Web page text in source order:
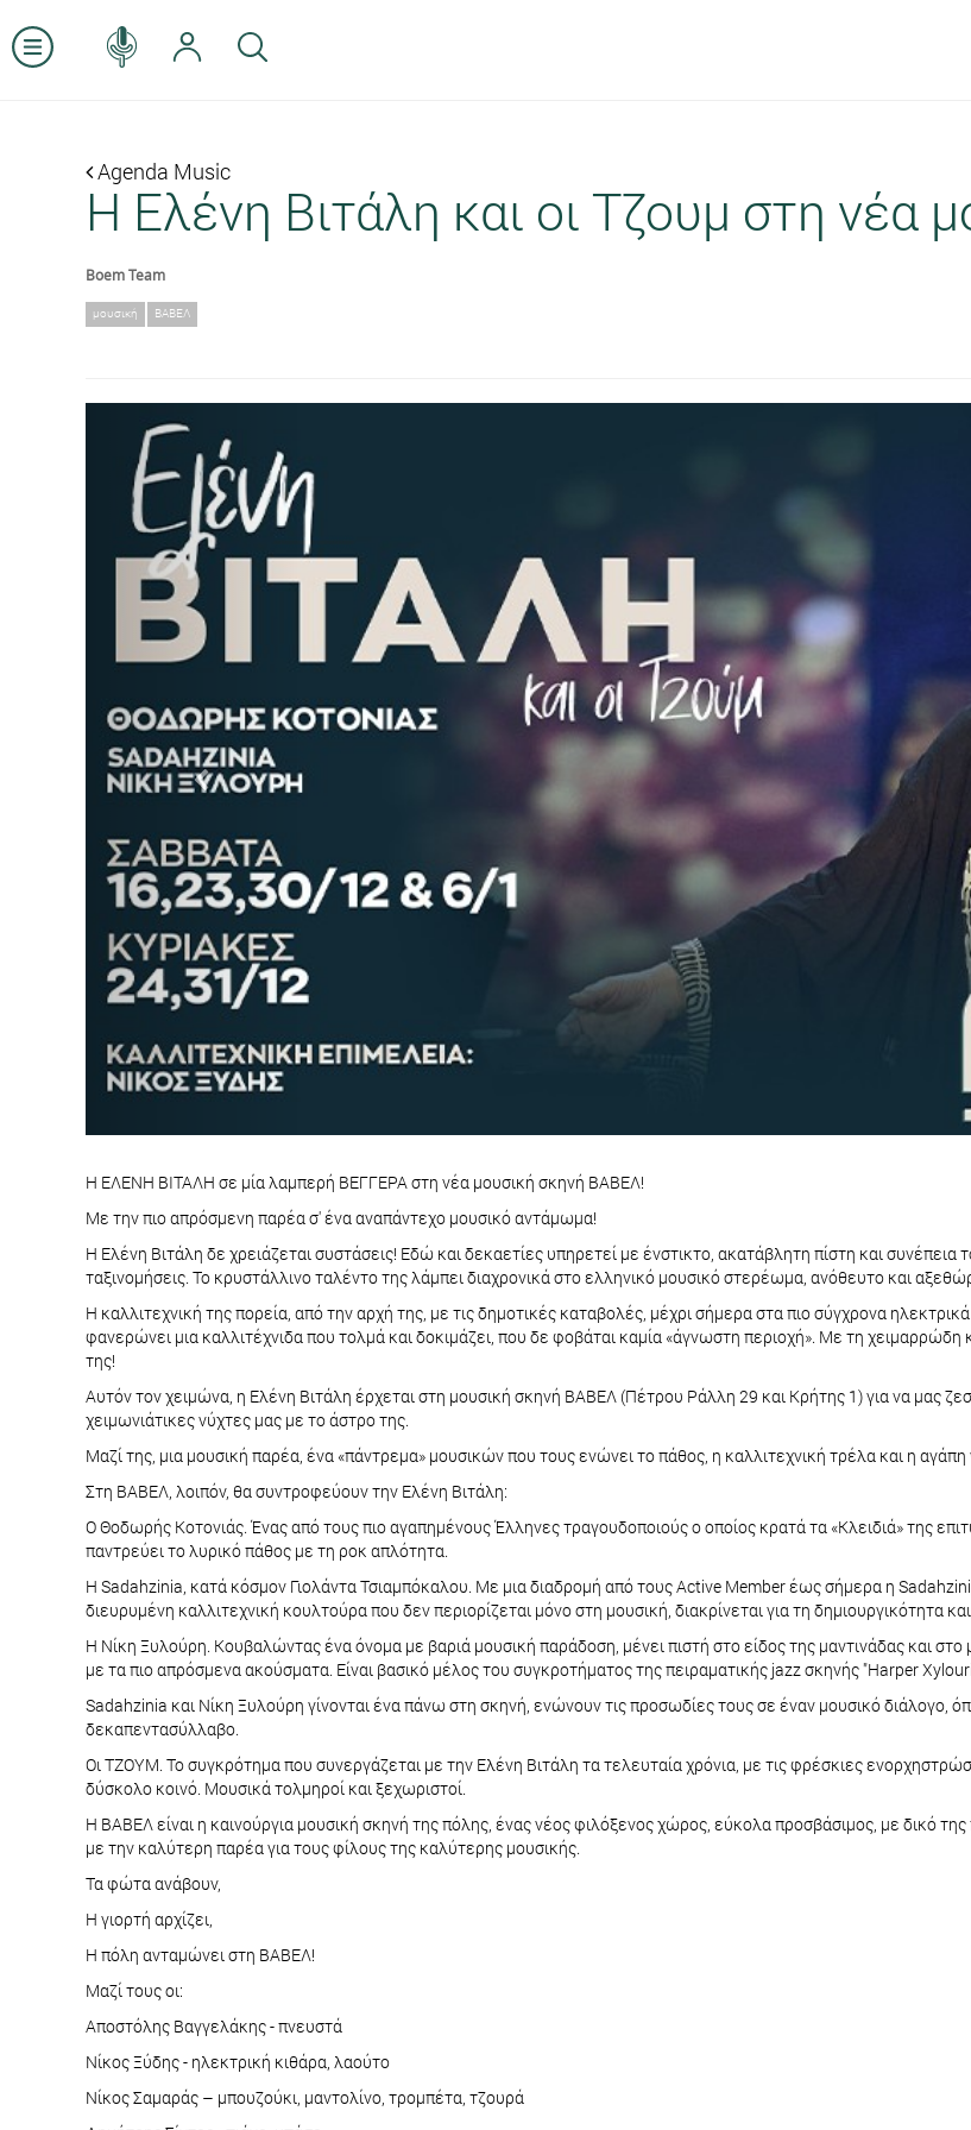
Agenda Music
Η Ελένη Βιτάλη και οι Τζουμ στη νέα
Boem Team
μουσική ΒΑΒΕΛ
Η ΕΛΕΝΗ ΒΙΤΑΛΗ σε μία λαμπερή ΒΕΓΓΕΡΑ στη νέα μουσική σκηνή ΒΑΒΕΛ!
Με την πιο απρόσμενη παρέα σ' ένα αναπάντεχο μουσικό αντάμωμα!
Η Ελένη Βιτάλη δε χρειάζεται συστάσεις! Εδώ και δεκαετίες υπηρετεί με ένστικτο, ακατάβλητη πίστη και συνέπεια
ταξινομήσεις. Το κρυστάλλινο ταλέντο της λάμπει διαχρονικά στο ελληνικό μουσικό στερέωμα, ανόθευτο και
Η καλλιτεχνική της πορεία, από την αρχή της, με τις δημοτικές καταβολές, μέχρι σήμερα στα πιο σύγχρονα
φανερώνει μια καλλιτέχνιδα που τολμά και δοκιμάζει, που δε φοβάται καμία «άγνωστη περιοχή». Με τη χειμαρρώδη
της!
Αυτόν τον χειμώνα, η Ελένη Βιτάλη έρχεται στη μουσική σκηνή ΒΑΒΕΛ (Πέτρου Ράλλη 29 και Κρήτης 1) για να μας
χειμωνιάτικες νύχτες μας με το άστρο της.
Μαζί της, μια μουσική παρέα, ένα «πάντρεμα» μουσικών που τους ενώνει το πάθος, η καλλιτεχνική τρέλα και η
Στη ΒΑΒΕΛ, λοιπόν, θα συντροφεύουν την Ελένη Βιτάλη:
Ο Θοδωρής Κοτονιάς. Ένας από τους πιο αγαπημένους Έλληνες τραγουδοποιούς ο οποίος κρατά τα «Κλειδιά» της
παντρεύει το λυρικό πάθος με τη ροκ απλότητα.
Η Sadahzinia, κατά κόσμον Γιολάντα Τσιαμπόκαλου. Με μια διαδρομή από τους Active Member έως σήμερα η
διευρυμένη καλλιτεχνική κουλτούρα που δεν περιορίζεται μόνο στη μουσική, διακρίνεται για τη δημιουργικότητα
Η Νίκη Ξυλούρη. Κουβαλώντας ένα όνομα με βαριά μουσική παράδοση, μένει πιστή στο είδος της μαντινάδας και
με τα πιο απρόσμενα ακούσματα. Είναι βασικό μέλος του συγκροτήματος της πειραματικής jazz σκηνής "Harper
Sadahzinia και Νίκη Ξυλούρη γίνονται ένα πάνω στη σκηνή, ενώνουν τις προσωδίες τους σε έναν μουσικό διάλογο,
δεκαπεντασύλλαβο.
Οι ΤΖΟΥΜ. Το συγκρότημα που συνεργάζεται με την Ελένη Βιτάλη τα τελευταία χρόνια, με τις φρέσκιες
δύσκολο κοινό. Μουσικά τολμηροί και ξεχωριστοί.
Η ΒΑΒΕΛ είναι η καινούργια μουσική σκηνή της πόλης, ένας νέος φιλόξενος χώρος, εύκολα προσβάσιμος, με δικό
με την καλύτερη παρέα για τους φίλους της καλύτερης μουσικής.
Τα φώτα ανάβουν,
Η γιορτή αρχίζει,
Η πόλη ανταμώνει στη ΒΑΒΕΛ!
Μαζί τους οι:
Αποστόλης Βαγγελάκης - πνευστά
Νίκος Ξύδης - ηλεκτρική κιθάρα, λαούτο
Νίκος Σαμαράς – μπουζούκι, μαντολίνο, τρομπέτα, τζουρά